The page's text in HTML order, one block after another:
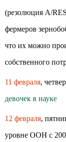
(резолюция A/
фермеров
что их можно
собственного
11 февраля,
девочек в науке
12 февраля,
уровне ООН с